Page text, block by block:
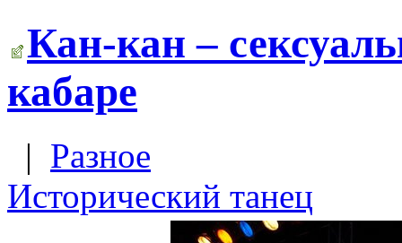
Кан-кан –
кабаре
| Разное
Исторический танец